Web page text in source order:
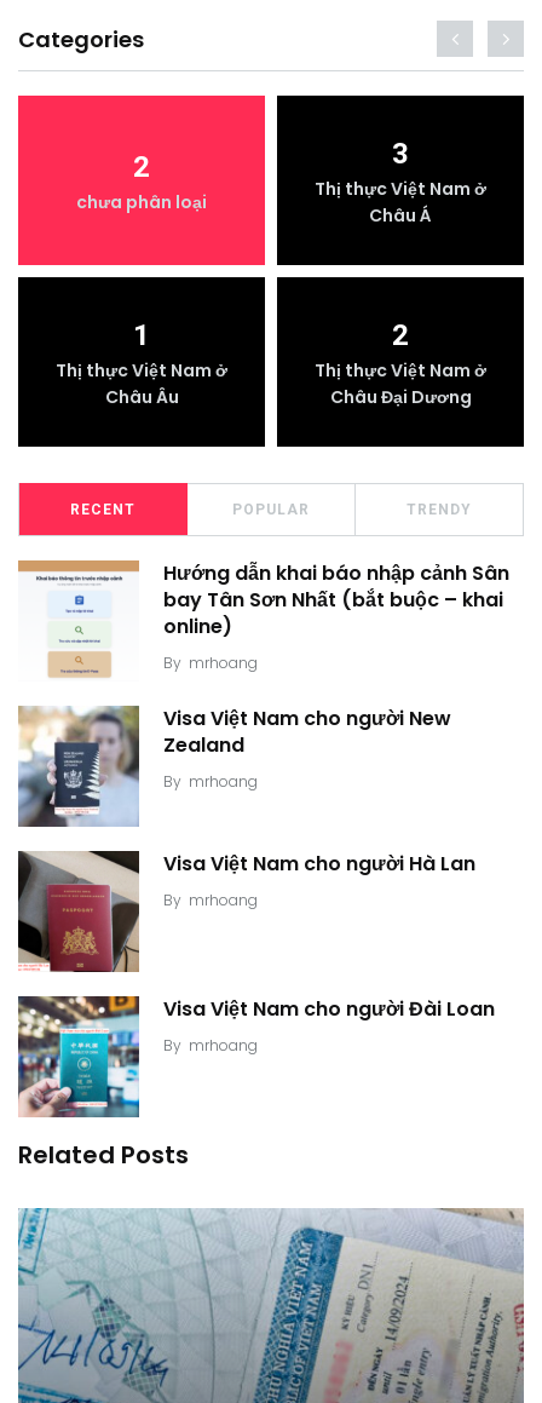
Categories
2
chưa phân loại
3
Thị thực Việt Nam ở
Châu Á
1
Thị thực Việt Nam ở
Châu Âu
2
Thị thực Việt Nam ở
Châu Đại Dương
RECENT POPULAR TRENDY
Hướng dẫn khai báo nhập cảnh Sân
bay Tân Sơn Nhất (bắt buộc – khai
online)
By mrhoang
Visa Việt Nam cho người New
Zealand
By mrhoang
Visa Việt Nam cho người Hà Lan
By mrhoang
Visa Việt Nam cho người Đài Loan
By mrhoang
Related Posts